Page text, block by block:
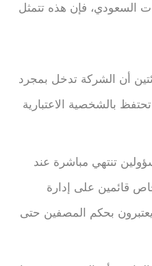
السعودي، فإن هذه تتمثل
أن الشركة تدخل بمجرد
بالشخصية الاعتبارية
تنتهي مباشرة عند
قائمين على إدارة
يعتبرون بحكم المصفين حتى